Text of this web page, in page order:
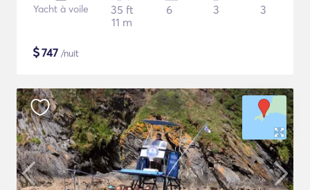
Yacht à voile
35 ft
11 m
6 3 3
$747 /nuit